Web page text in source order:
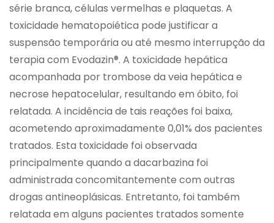
série branca, células vermelhas e plaquetas. A
toxicidade hematopoiética pode justificar a
suspensão temporária ou até mesmo interrupção da
terapia com Evodazin®. A toxicidade hepática
acompanhada por trombose da veia hepática e
necrose hepatocelular, resultando em óbito, foi
relatada. A incidência de tais reações foi baixa,
acometendo aproximadamente 0,01% dos pacientes
tratados. Esta toxicidade foi observada
principalmente quando a dacarbazina foi
administrada concomitantemente com outras
drogas antineoplásicas. Entretanto, foi também
relatada em alguns pacientes tratados somente